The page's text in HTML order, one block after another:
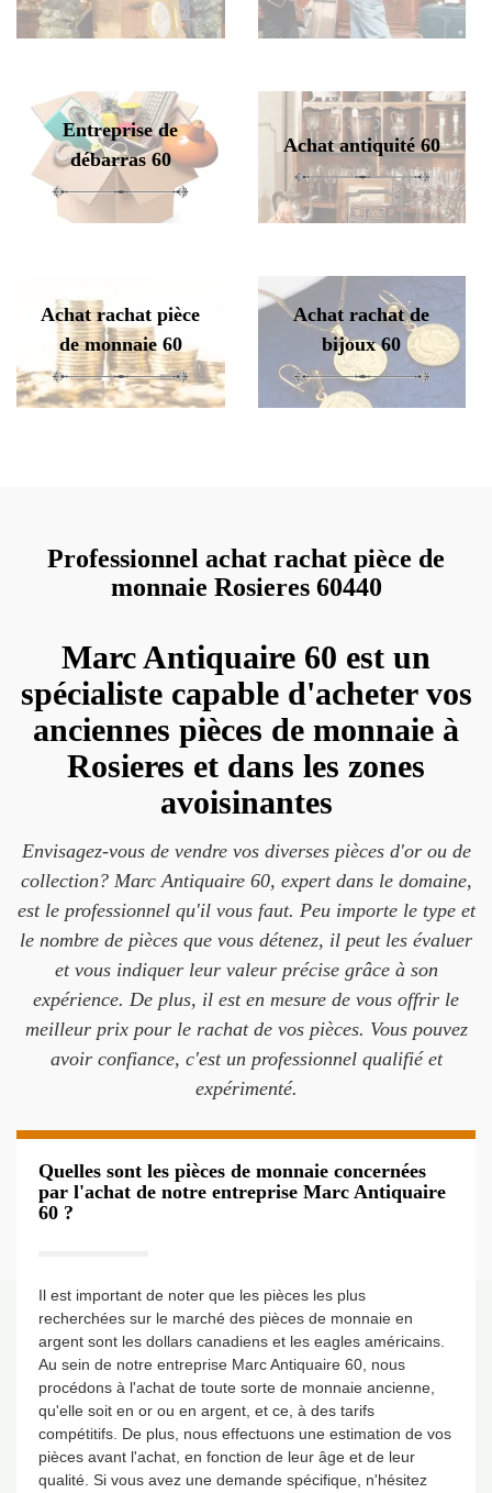
Entreprise de
débarras 60
Achat antiquité 60
Achat rachat pièce
de monnaie 60
Achat rachat de
bijoux 60
Professionnel achat rachat pièce de
monnaie Rosieres 60440
Marc Antiquaire 60 est un
spécialiste capable d'acheter vos
anciennes pièces de monnaie à
Rosieres et dans les zones
avoisinantes
Envisagez-vous de vendre vos diverses pièces d'or ou de
collection? Marc Antiquaire 60, expert dans le domaine,
est le professionnel qu'il vous faut. Peu importe le type et
le nombre de pièces que vous détenez, il peut les évaluer
et vous indiquer leur valeur précise grâce à son
expérience. De plus, il est en mesure de vous offrir le
meilleur prix pour le rachat de vos pièces. Vous pouvez
avoir confiance, c'est un professionnel qualifié et
expérimenté.
Quelles sont les pièces de monnaie concernées
par l'achat de notre entreprise Marc Antiquaire
60 ?
Il est important de noter que les pièces les plus
recherchées sur le marché des pièces de monnaie en
argent sont les dollars canadiens et les eagles américains.
Au sein de notre entreprise Marc Antiquaire 60, nous
procédons à l'achat de toute sorte de monnaie ancienne,
qu'elle soit en or ou en argent, et ce, à des tarifs
compétitifs. De plus, nous effectuons une estimation de vos
pièces avant l'achat, en fonction de leur âge et de leur
qualité. Si vous avez une demande spécifique, n'hésitez